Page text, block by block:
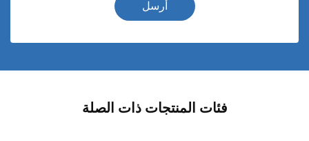
أرسل
فئات المنتجات ذات الصلة